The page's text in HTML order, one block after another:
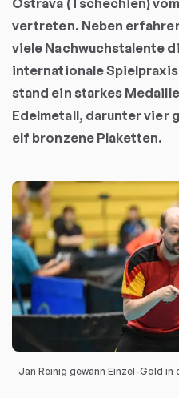
Ostrava (Tschechien)
vertreten. Neben
viele Nachwuchstalente
internationale Spielpraxis
stand ein starkes
Edelmetall, darunter vier
elf bronzene Plaketten.
Jan Reinig gewann Einzel-Gold in